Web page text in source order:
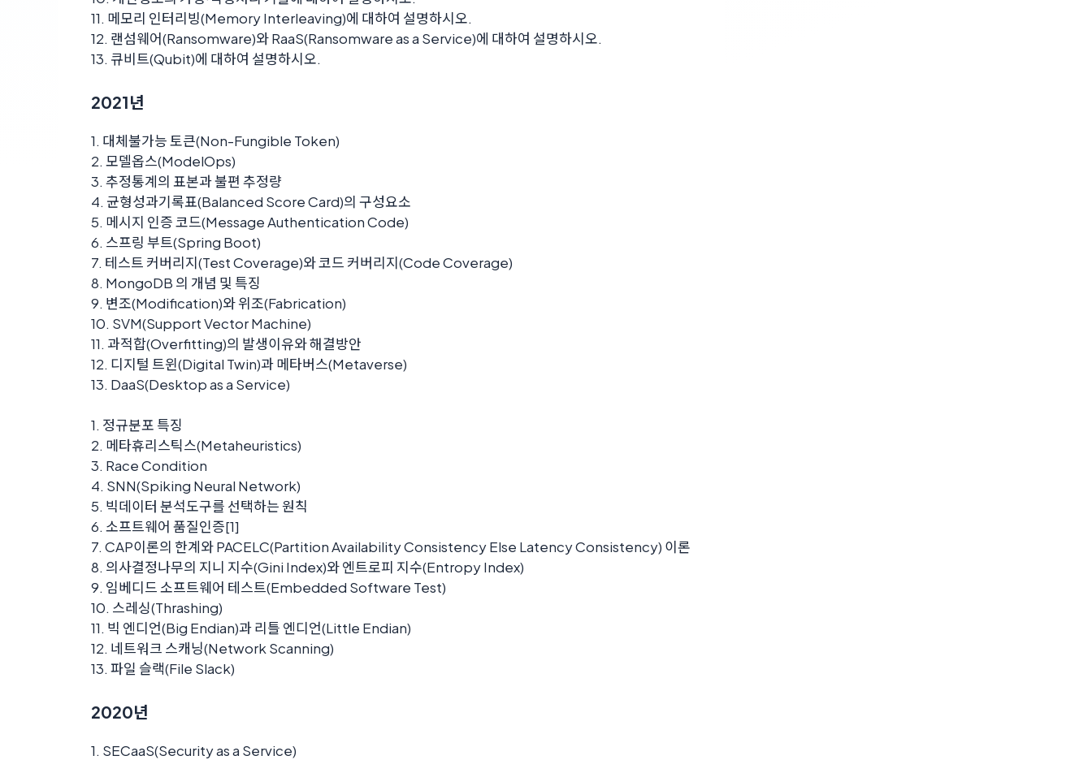
11. 메모리 인터리빙(Memory Interleaving)에 대하여 설명하시오.
12. 랜섬웨어(Ransomware)와 RaaS(Ransomware as a Service)에 대하여 설명하시오.
13. 큐비트(Qubit)에 대하여 설명하시오.
2021년
1. 대체불가능 토큰(Non-Fungible Token)
2. 모델옵스(ModelOps)
3. 추정통계의 표본과 불편 추정량
4. 균형성과기록표(Balanced Score Card)의 구성요소
5. 메시지 인증 코드(Message Authentication Code)
6. 스프링 부트(Spring Boot)
7. 테스트 커버리지(Test Coverage)와 코드 커버리지(Code Coverage)
8. MongoDB 의 개념 및 특징
9. 변조(Modification)와 위조(Fabrication)
10. SVM(Support Vector Machine)
11. 과적합(Overfitting)의 발생이유와 해결방안
12. 디지털 트윈(Digital Twin)과 메타버스(Metaverse)
13. DaaS(Desktop as a Service)
1. 정규분포 특징
2. 메타휴리스틱스(Metaheuristics)
3. Race Condition
4. SNN(Spiking Neural Network)
5. 빅데이터 분석도구를 선택하는 원칙
6. 소프트웨어 품질인증[1]
7. CAP이론의 한계와 PACELC(Partition Availability Consistency Else Latency Consistency) 이론
8. 의사결정나무의 지니 지수(Gini Index)와 엔트로피 지수(Entropy Index)
9. 임베디드 소프트웨어 테스트(Embedded Software Test)
10. 스레싱(Thrashing)
11. 빅 엔디언(Big Endian)과 리틀 엔디언(Little Endian)
12. 네트워크 스캐닝(Network Scanning)
13. 파일 슬랙(File Slack)
2020년
1. SECaaS(Security as a Service)